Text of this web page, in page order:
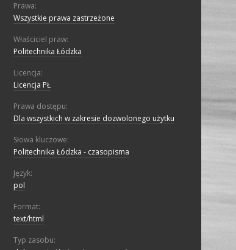
Prawa:
Wszystkie prawa zastrzeżone
Właściciel praw:
Politechnika Łódzka
Licencja:
Licencja PŁ
Prawa dostępu:
Dla wszystkich w zakresie dozwolonego użytku
Słowa kluczowe:
Politechnika Łódzka - czasopisma
Język:
pol
Format:
text/html
Typ zasobu: